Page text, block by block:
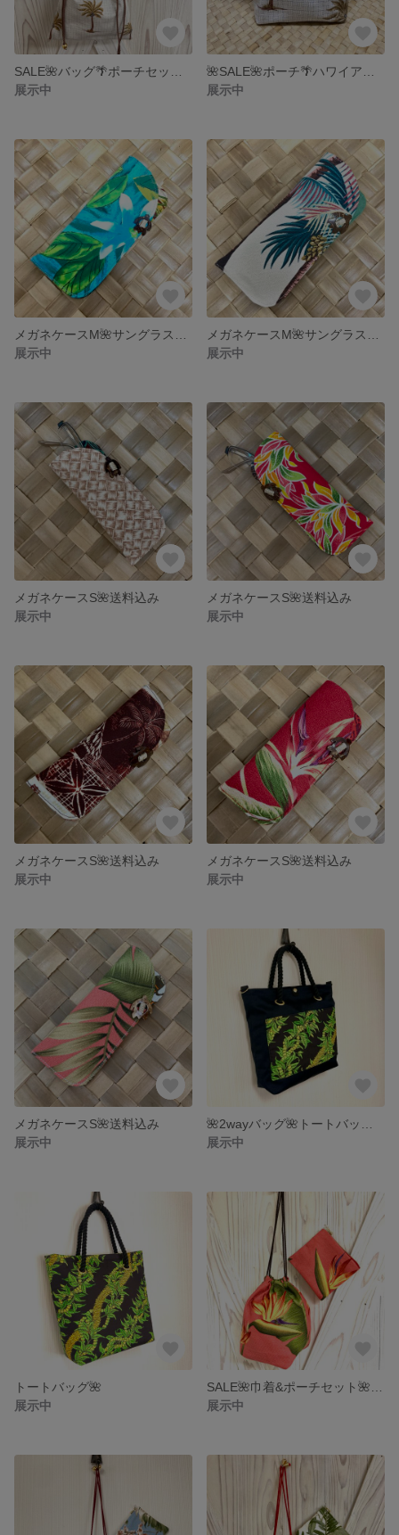
展示中
展示中
展示中
展示中
メガネケースS🌺送料込み
展示中
メガネケースS🌺送料込み
展示中
メガネケースS🌺送料込み
展示中
メガネケースS🌺送料込み
展示中
メガネケースS🌺送料込み
展示中
展示中
トートバッグ🌺
展示中
展示中